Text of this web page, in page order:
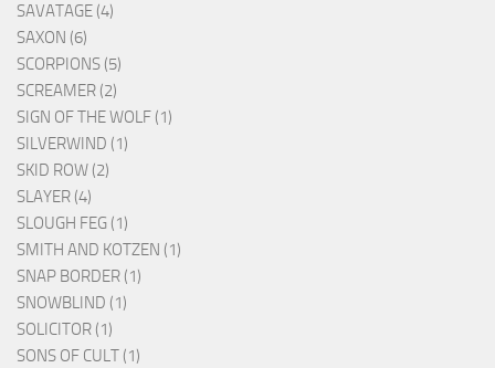
SAVATAGE (4)
SAXON (6)
SCORPIONS (5)
SCREAMER (2)
SIGN OF THE WOLF (1)
SILVERWIND (1)
SKID ROW (2)
SLAYER (4)
SLOUGH FEG (1)
SMITH AND KOTZEN (1)
SNAP BORDER (1)
SNOWBLIND (1)
SOLICITOR (1)
SONS OF CULT (1)